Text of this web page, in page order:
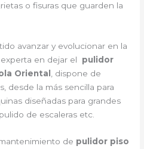
o fisuras que guarden la
avanzar y evolucionar en la
en dejar el pulidor
Oriental
, dispone de
desde la más sencilla para
diseñadas para grandes
de escaleras etc.
de pulidor piso